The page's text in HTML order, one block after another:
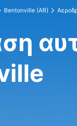
Bentonville (AR)